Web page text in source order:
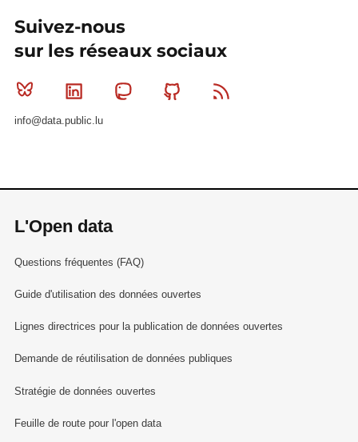
Suivez-nous
sur les réseaux sociaux
Bluesky Linkedin MastodonGithub
info@data.public.lu
L'Open data
Questions fréquentes (FAQ)
Guide d'utilisation des données ouvertes
Lignes directrices pour la publication de données ouvertes
Demande de réutilisation de données publiques
Stratégie de données ouvertes
Feuille de route pour l'open data